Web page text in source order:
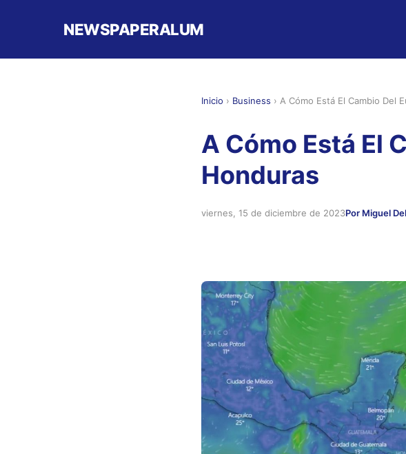
NEWSPAPERALUM
Inicio › Business › A Cómo Está El Cambio Del
A Cómo Está El
Honduras
viernes, 15 de diciembre de 2023Por Miguel